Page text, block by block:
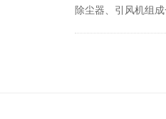
除尘器、引风